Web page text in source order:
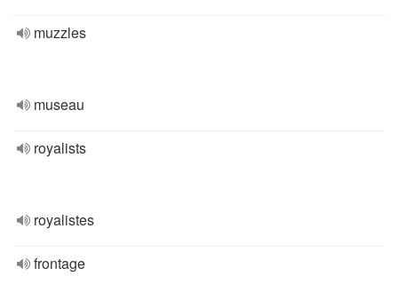
muzzles
museau
royalists
royalistes
frontage